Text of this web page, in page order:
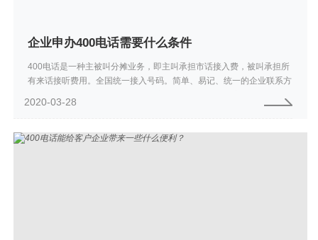
企业申办400电话需要什么条件
400电话是一种主被叫分摊业务，即主叫承担市话接入费，被叫承担所
有来话接听费用。全国统一接入号码。简单、易记、统一的企业联系方
牌！目前已广泛...
2020-03-28